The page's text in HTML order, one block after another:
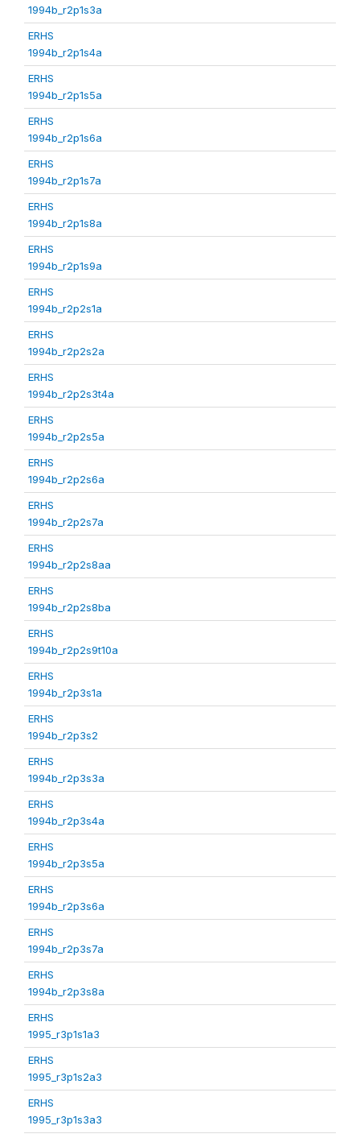
1994b_r2p1s3a
ERHS
1994b_r2p1s4a
ERHS
1994b_r2p1s5a
ERHS
1994b_r2p1s6a
ERHS
1994b_r2p1s7a
ERHS
1994b_r2p1s8a
ERHS
1994b_r2p1s9a
ERHS
1994b_r2p2s1a
ERHS
1994b_r2p2s2a
ERHS
1994b_r2p2s3t4a
ERHS
1994b_r2p2s5a
ERHS
1994b_r2p2s6a
ERHS
1994b_r2p2s7a
ERHS
1994b_r2p2s8aa
ERHS
1994b_r2p2s8ba
ERHS
1994b_r2p2s9t10a
ERHS
1994b_r2p3s1a
ERHS
1994b_r2p3s2
ERHS
1994b_r2p3s3a
ERHS
1994b_r2p3s4a
ERHS
1994b_r2p3s5a
ERHS
1994b_r2p3s6a
ERHS
1994b_r2p3s7a
ERHS
1994b_r2p3s8a
ERHS
1995_r3p1s1a3
ERHS
1995_r3p1s2a3
ERHS
1995_r3p1s3a3